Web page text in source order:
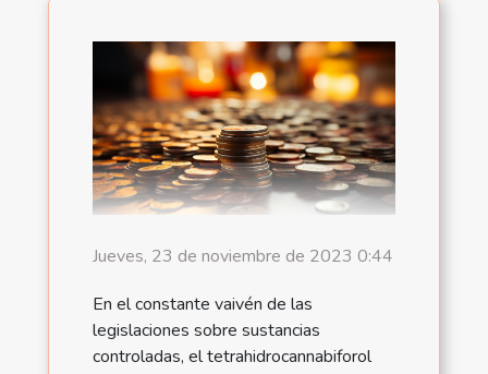
Jueves, 23 de noviembre de 2023 0:44
En el constante vaivén de las
legislaciones sobre sustancias
controladas, el tetrahidrocannabiforol